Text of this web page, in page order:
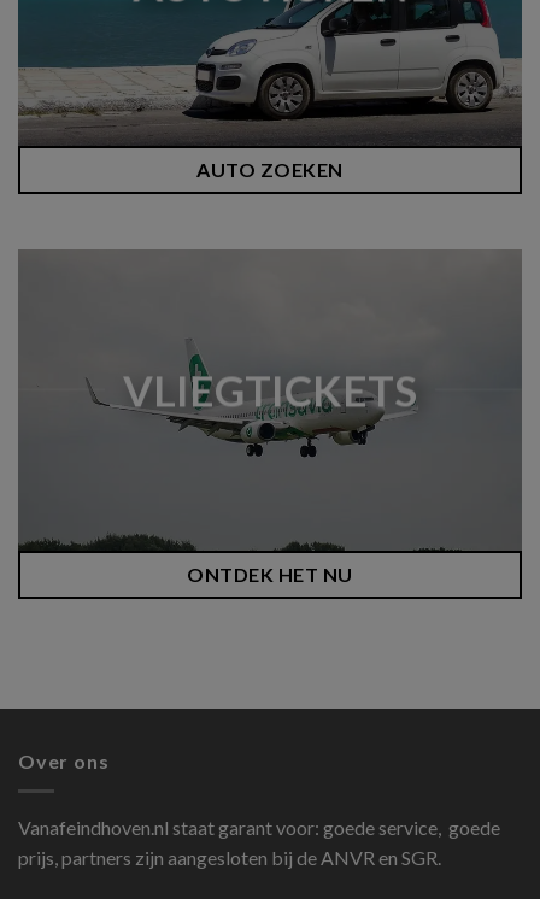
AUTO ZOEKEN
VLIEGTICKETS
ONTDEK HET NU
Over ons
Vanafeindhoven.nl staat garant voor: goede service, goede
prijs, partners zijn aangesloten bij de ANVR en SGR.